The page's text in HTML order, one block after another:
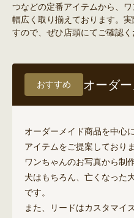
つなどの定番アイテムから、
幅広く取り揃えております。
すので、ぜひ店頭にてご確認く
おすすめ オーダ
オーダーメイド商品を中心
アイテムをご提案しておりま
ワンちゃんのお写真から制
犬はもちろん、亡くなった
です。
また、リードはカスタマイ